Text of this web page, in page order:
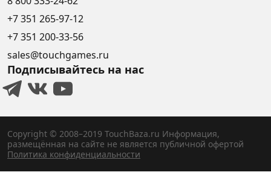
+7 351 265-97-12
+7 351 200-33-56
sales@touchgames.ru
Подписывайтесь на нас
Copyright © 2008–2019 TouchBaza.ru Информация,
размещённая на сайте не является публичной офертой
Политика конфиденциальности